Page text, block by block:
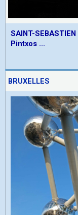
SAINT-
Pintxos ...
BRUXELLES